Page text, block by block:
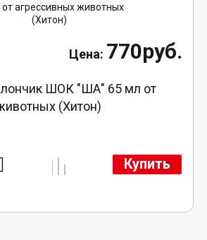
770руб.
ШОК "ША" 65 мл от
(Хитон)
Купить